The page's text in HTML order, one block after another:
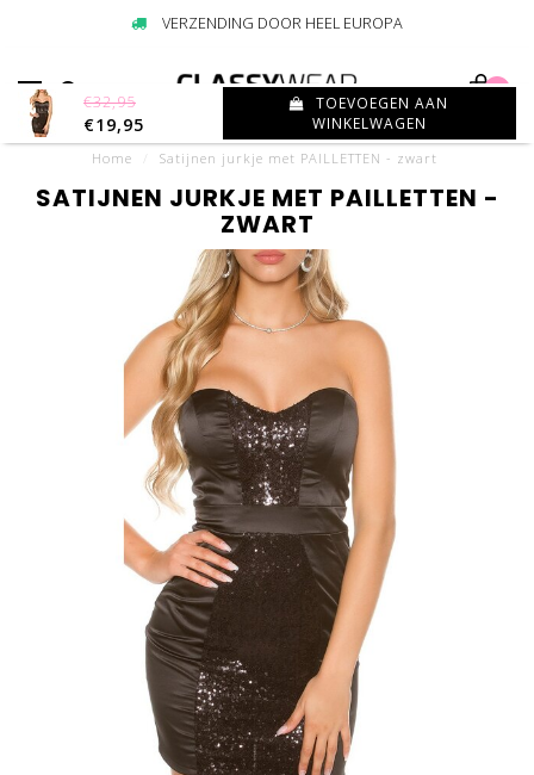
VERZENDING DOOR HEEL EUROPA
0
Home Satijnen jurkje met PAILLETTEN - zwart
€32,95
€19,95
TOEVOEGEN AAN
WINKELWAGEN
SATIJNEN JURKJE MET PAILLETTEN -
ZWART